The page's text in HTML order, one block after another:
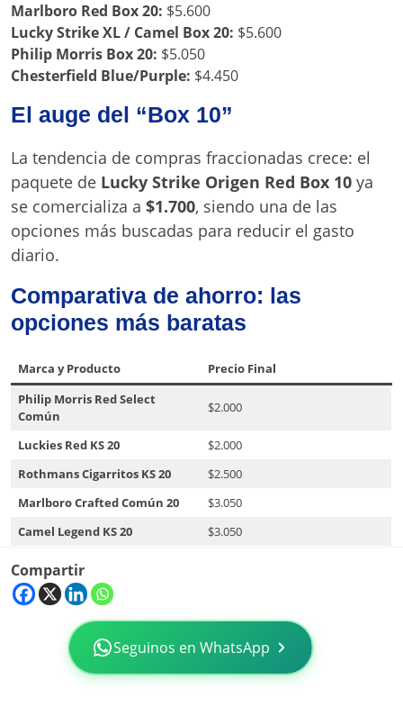
Marlboro Red Box 20: $5.600
Lucky Strike XL / Camel Box 20: $5.600
Philip Morris Box 20: $5.050
Chesterfield Blue/Purple: $4.450
El auge del “Box 10”
La tendencia de compras fraccionadas crece: el
paquete de Lucky Strike Origen Red Box 10 ya
se comercializa a $1.700, siendo una de las
opciones más buscadas para reducir el gasto
diario.
Comparativa de ahorro: las
opciones más baratas
Marca y Producto
Precio Final
Philip Morris Red Select
Común
$2.000
Luckies Red KS 20
$2.000
Rothmans Cigarritos KS 20
$2.500
Marlboro Crafted Común 20
$3.050
Camel Legend KS 20
$3.050
Compartir
Seguinos en WhatsApp